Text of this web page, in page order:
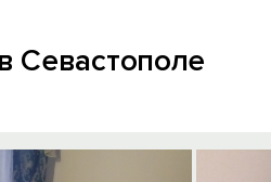
Севастополе